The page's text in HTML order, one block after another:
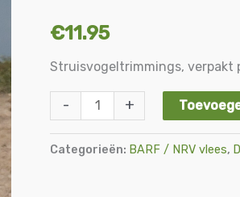
€11.95
Struisvogeltrimmings, verpakt
- +
Categorieën: BARF / NRV vlees,